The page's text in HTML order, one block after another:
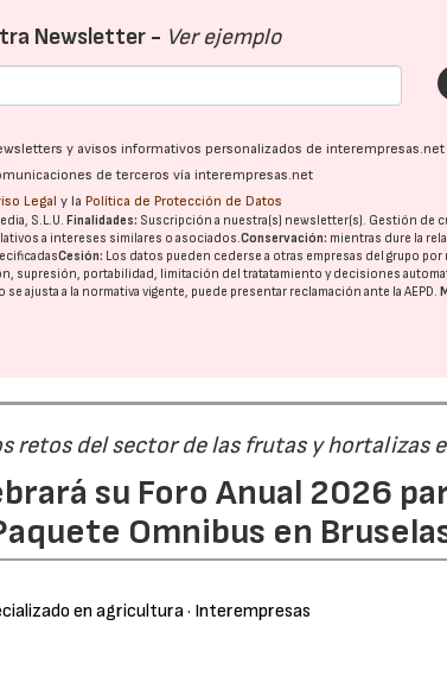
Newsletter - Ver ejemplo
y avisos informativos personalizados de interempresas.net
de terceros vía interempresas.net
Legal y la Política de Protección de Datos
S.L.U.Finalidades: Suscripción a nuestra(s) newsletter(s). Gestión de
a intereses similares o asociados.Conservación: mientras dure la
Cesión: Los datos pueden cederse a otras empresas del grupo por
supresión, portabilidad, limitación del tratatamiento y decisiones
ajusta a la normativa vigente, puede presentar reclamación ante laAEPD.
retos del sector de las frutas y hortalizas
su Foro Anual 2026
Omnibus en
en agricultura· Interempresas